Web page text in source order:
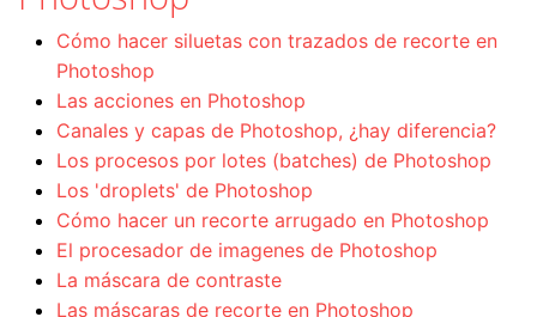
Cómo hacer siluetas con trazados de recorte en
Photoshop
Las acciones en Photoshop
Canales y capas de Photoshop, ¿hay diferencia?
Los procesos por lotes (batches) de Photoshop
Los 'droplets' de Photoshop
Cómo hacer un recorte arrugado en Photoshop
El procesador de imagenes de Photoshop
La máscara de contraste
Las máscaras de recorte en Photoshop